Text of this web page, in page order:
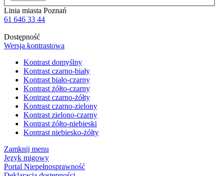
Linia miasta Poznań
61 646 33 44
Dostępność
Wersja kontrastowa
Kontrast domyślny
Kontrast czarno-biały
Kontrast biało-czarny
Kontrast żółto-czarny
Kontrast czarno-żółty
Kontrast czarno-zielony
Kontrast zielono-czarny
Kontrast żółto-niebieski
Kontrast niebiesko-żółty
Zamknij menu
Język migowy
Portal Niepełnosprawność